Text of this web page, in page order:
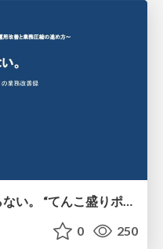
改善しないと、タスクが回らない。 “てんこ盛りポジション” を引き継いだ情シスの、入社3ヶ月の業務改善録
0 250